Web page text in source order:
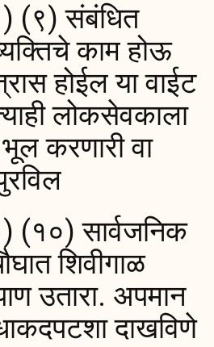
(९) संबंधित
काम होऊ
होईल या वाईट
लोकसेवकाला
करणारी वा
सार्वजनिक
शिवीगाळ
उतारा. अपमान
दाखविणे